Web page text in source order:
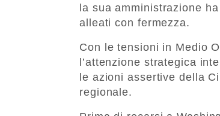
la sua amministrazione
alleati con fermezza.
Con le tensioni in Medio
l’attenzione strategica
le azioni assertive della
regionale.